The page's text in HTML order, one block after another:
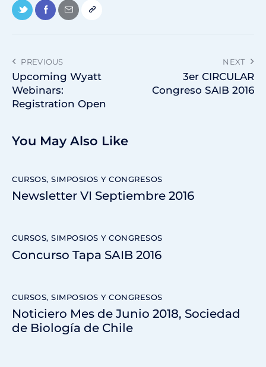
PREVIOUS
Upcoming Wyatt
Webinars:
Registration Open
NEXT
3er CIRCULAR
Congreso SAIB 2016
You May Also Like
CURSOS, SIMPOSIOS Y CONGRESOS
Newsletter VI Septiembre 2016
CURSOS, SIMPOSIOS Y CONGRESOS
Concurso Tapa SAIB 2016
CURSOS, SIMPOSIOS Y CONGRESOS
Noticiero Mes de Junio 2018, Sociedad
de Biología de Chile